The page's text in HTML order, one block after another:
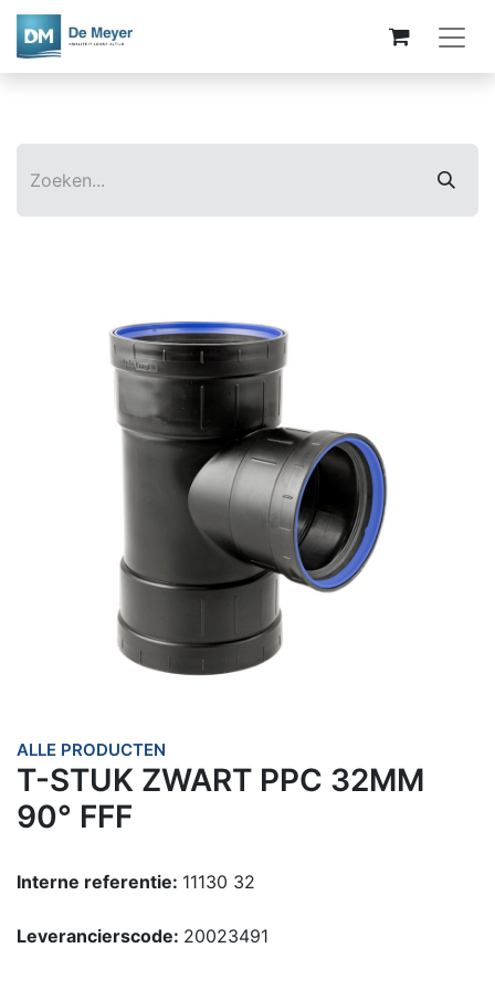
ALLE PRODUCTEN
T-STUK ZWART PPC 32MM
90° FFF
Interne referentie: 11130 32
Leverancierscode: 20023491